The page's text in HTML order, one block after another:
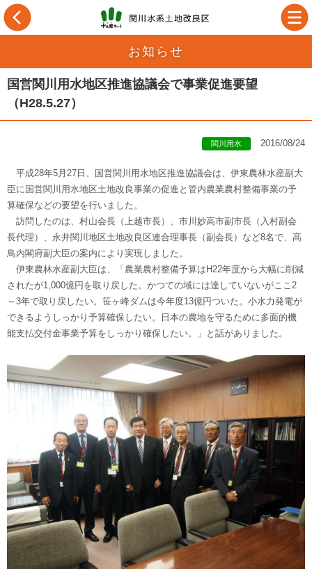
お知らせ
国営関川用水地区推進協議会で事業促進要望
（H28.5.27）
関川用水 2016/08/24
平成28年5月27日、国営関川用水地区推進協議会は、伊東農林水産副大
臣に国営関川用水地区土地改良事業の促進と管内農業農村整備事業の予
算確保などの要望を行いました。
訪問したのは、村山会長（上越市長）、市川妙高市副市長（入村副会
長代理）、永井関川地区土地改良区連合理事長（副会長）など8名で、髙
鳥内閣府副大臣の案内により実現しました。
伊東農林水産副大臣は、「農業農村整備予算はH22年度から大幅に削減
されたが1,000億円を取り戻した。かつての域には達していないがここ2
～3年で取り戻したい。笹ヶ峰ダムは今年度13億円ついた。小水力発電が
できるようしっかり予算確保したい。日本の農地を守るために多面的機
能支払交付金事業予算をしっかり確保したい。」と話がありました。